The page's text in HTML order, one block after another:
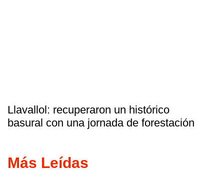
Llavallol: recuperaron un histórico
basural con una jornada de forestación
Más Leídas